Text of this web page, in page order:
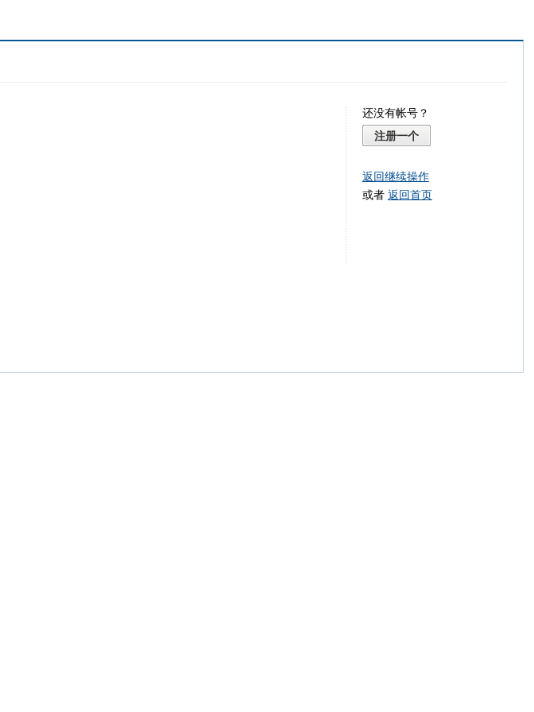
还没有帐号？
注册一个
返回继续操作
或者 返回首页